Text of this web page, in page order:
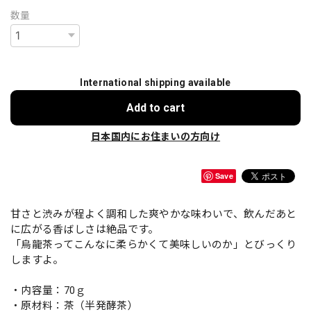
数量
International shipping available
Add to cart
日本国内にお住まいの方向け
Save
甘さと渋みが程よく調和した爽やかな味わいで、飲んだあと
に広がる香ばしさは絶品です。
「烏龍茶ってこんなに柔らかくて美味しいのか」とびっくり
しますよ。
・内容量：70ｇ
・原材料：茶（半発酵茶）